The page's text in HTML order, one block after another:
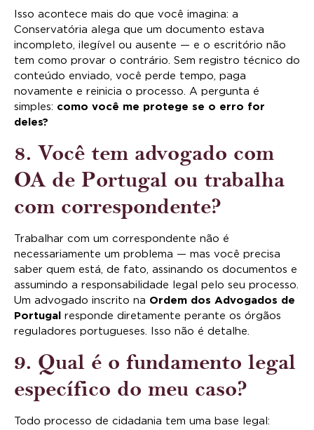
Isso acontece mais do que você imagina: a
Conservatória alega que um documento estava
incompleto, ilegível ou ausente — e o escritório não
tem como provar o contrário. Sem registro técnico do
conteúdo enviado, você perde tempo, paga
novamente e reinicia o processo. A pergunta é
simples: como você me protege se o erro for
deles?
8. Você tem advogado com
OA de Portugal ou trabalha
com correspondente?
Trabalhar com um correspondente não é
necessariamente um problema — mas você precisa
saber quem está, de fato, assinando os documentos e
assumindo a responsabilidade legal pelo seu processo.
Um advogado inscrito na Ordem dos Advogados de
Portugal responde diretamente perante os órgãos
reguladores portugueses. Isso não é detalhe.
9. Qual é o fundamento legal
específico do meu caso?
Todo processo de cidadania tem uma base legal: